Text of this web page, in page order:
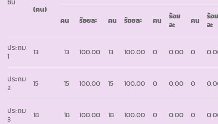
(คน)
คน ร้อยละ คน ร้อยละ คน
ร้อย
ละ
คน
ร้อ
ละ
ประถม
1
13 13 100.00 13 100.00 0 0.00 0
ประถม
2
15 15 100.00 15 100.00 0 0.00 0
ประถม
3
18 18 100.00 18 100.00 0 0.00 0